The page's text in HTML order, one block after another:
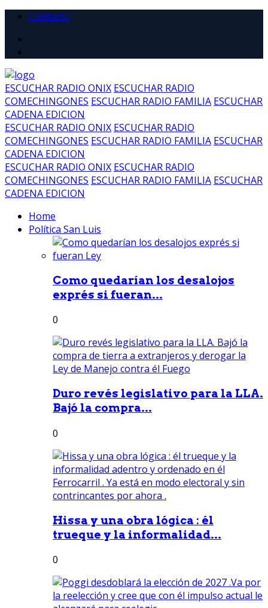
Contacto
ESCUCHAR RADIO ONIX ESCUCHAR RADIO
COMECHINGONES ESCUCHAR RADIO FAMILIA ESCUCHAR
CADENA EDICION
ESCUCHAR RADIO ONIX ESCUCHAR RADIO
COMECHINGONES ESCUCHAR RADIO FAMILIA ESCUCHAR
CADENA EDICION
ESCUCHAR RADIO ONIX ESCUCHAR RADIO
COMECHINGONES ESCUCHAR RADIO FAMILIA ESCUCHAR
CADENA EDICION
Home
Política San Luis
Como quedarían los desalojos
exprés si fueran...
0
Duro revés legislativo para la LLA.
Bajó la compra...
0
Hissa y una obra lógica : él
trueque y la informalidad...
0